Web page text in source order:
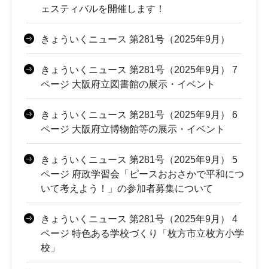
ェスティバルを開催します！
きょういくニュース 第281号（2025年9月）
きょういくニュース 第281号（2025年9月） 7
ページ 大阪府立図書館の展示・イベント
きょういくニュース 第281号（2025年9月） 6
ページ 大阪府立博物館等の展示・イベント
きょういくニュース 第281号（2025年9月） 5
ページ 府政学習会「ピースおおさかで平和につ
いて考えよう！」の参加者募集について
きょういくニュース 第281号（2025年9月） 4
ページ 特色ある学校づくり「枚方市立枚方小学
校」